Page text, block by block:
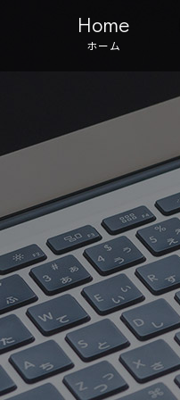
Home
ホーム